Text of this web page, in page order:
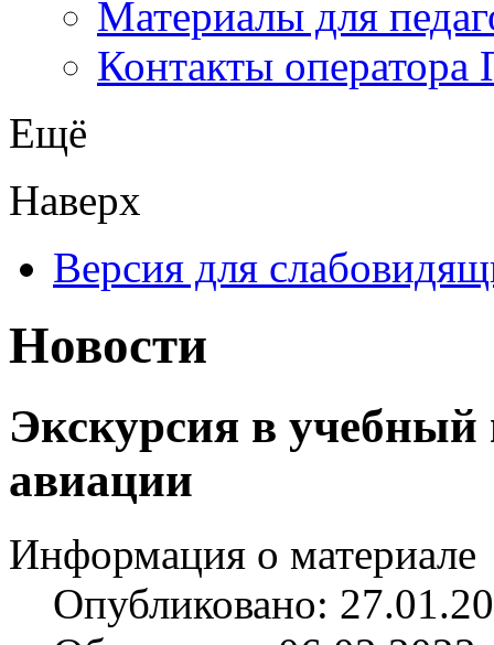
Материалы для
Контакты оператора
Ещё
Наверх
Версия для
Новости
Экскурсия в
авиации
Информация о материале
Опубликовано: